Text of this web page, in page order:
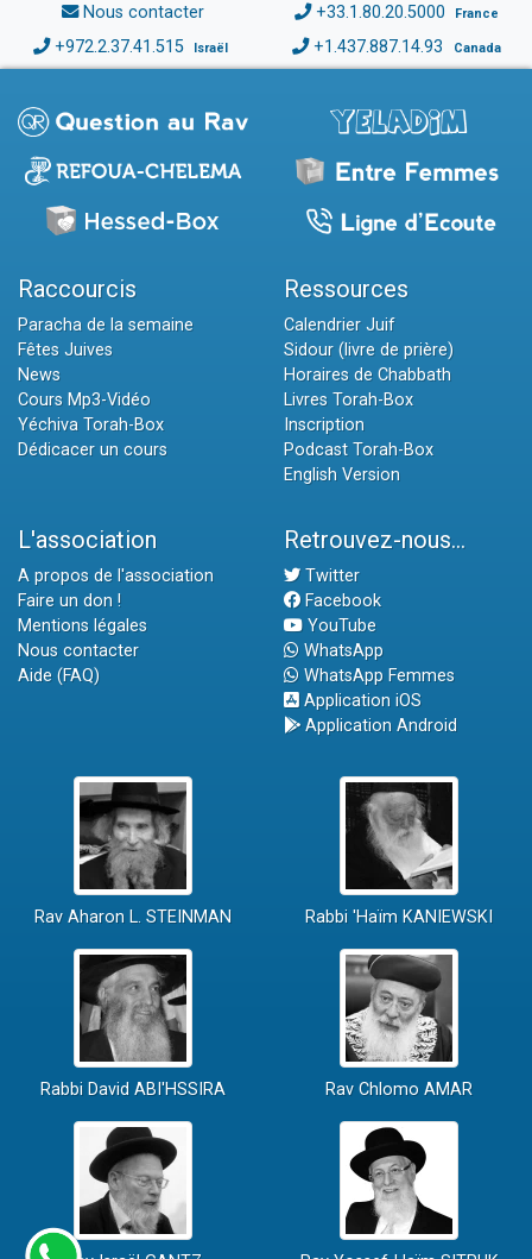
Nous contacter +33.1.80.20.5000 France
+972.2.37.41.515 Israël +1.437.887.14.93 Canada
Raccourcis
Paracha de la semaine
Fêtes Juives
News
Cours Mp3-Vidéo
Yéchiva Torah-Box
Dédicacer un cours
Ressources
Calendrier Juif
Sidour (livre de prière)
Horaires de Chabbath
Livres Torah-Box
Inscription
Podcast Torah-Box
English Version
L'association
A propos de l'association
Faire un don !
Mentions légales
Nous contacter
Aide (FAQ)
Retrouvez-nous...
Twitter
Facebook
YouTube
WhatsApp
WhatsApp Femmes
Application iOS
Application Android
Rav Aharon L. STEINMAN Rabbi 'Haïm KANIEWSKI
Rabbi David ABI'HSSIRA Rav Chlomo AMAR